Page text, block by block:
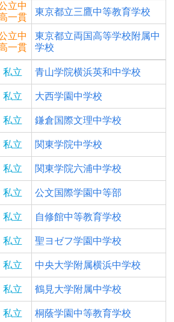
立中
一貫
東京都立三鷹中等教育学校
立中
一貫
東京都立両国高等学校附属中
学校
私立 青山学院横浜英和中学校
私立 大西学園中学校
私立 鎌倉国際文理中学校
私立 関東学院中学校
私立 関東学院六浦中学校
私立 公文国際学園中等部
私立 自修館中等教育学校
私立 聖ヨゼフ学園中学校
私立 中央大学附属横浜中学校
私立 鶴見大学附属中学校
私立 桐蔭学園中等教育学校